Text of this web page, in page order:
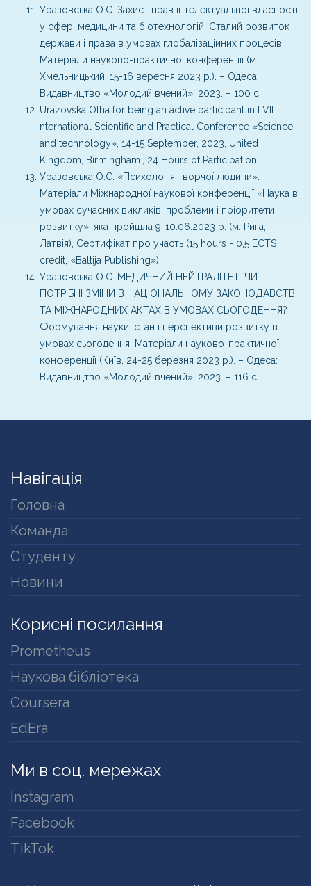
Уразовська О.С. Захист прав інтелектуальної власності
у сфері медицини та біотехнологій. Сталий розвиток
держави і права в умовах глобалізаційних процесів.
Матеріали науково-практичної конференції (м.
Хмельницький, 15-16 вересня 2023 р.). – Одеса:
Видавництво «Молодий вчений», 2023. – 100 с.
Urazovska Olha for being an active participant in LVII
nternational Scientific and Practical Conference «Science
and technology», 14-15 September, 2023, United
Kingdom, Birmingham., 24 Hours of Participation.
Уразовська О.С. «Психологія творчої людини».
Матеріали Міжнародної наукової конференції «Наука в
умовах сучасних викликів: проблеми і пріоритети
розвитку», яка пройшла 9-10.06.2023 р. (м. Рига,
Латвія), Сертифікат про участь (15 hours - 0,5 ECTS
credit, «Baltija Publishing»).
Уразовська О.С. МЕДИЧНИЙ НЕЙТРАЛІТЕТ: ЧИ
ПОТРІБНІ ЗМІНИ В НАЦІОНАЛЬНОМУ ЗАКОНОДАВСТВІ
ТА МІЖНАРОДНИХ АКТАХ В УМОВАХ СЬОГОДЕННЯ?
Формування науки: стан і перспективи розвитку в
умовах сьогодення. Матеріали науково-практичної
конференції (Київ, 24-25 березня 2023 р.). – Одеса:
Видавництво «Молодий вчений», 2023. – 116 с.
Навігація
Головна
Команда
Студенту
Новини
Корисні посилання
Prometheus
Наукова бібліотека
Coursera
EdEra
Ми в соц. мережах
Instagram
Facebook
TikTok